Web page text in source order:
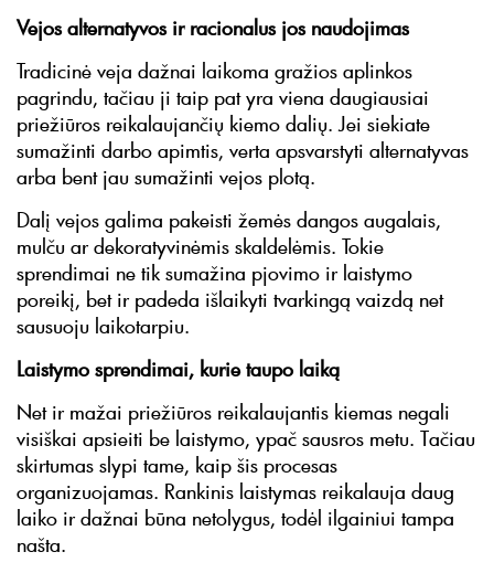
Vejos alternatyvos ir racionalus jos naudojimas
Tradicinė veja dažnai laikoma gražios aplinkos
pagrindu, tačiau ji taip pat yra viena daugiausiai
priežiūros reikalaujančių kiemo dalių. Jei siekiate
sumažinti darbo apimtis, verta apsvarstyti alternatyvas
arba bent jau sumažinti vejos plotą.
Dalį vejos galima pakeisti žemės dangos augalais,
mulču ar dekoratyvinėmis skaldelėmis. Tokie
sprendimai ne tik sumažina pjovimo ir laistymo
poreikį, bet ir padeda išlaikyti tvarkingą vaizdą net
sausuoju laikotarpiu.
Laistymo sprendimai, kurie taupo laiką
Net ir mažai priežiūros reikalaujantis kiemas negali
visiškai apsieiti be laistymo, ypač sausros metu. Tačiau
skirtumas slypi tame, kaip šis procesas
organizuojamas. Rankinis laistymas reikalauja daug
laiko ir dažnai būna netolygus, todėl ilgainiui tampa
našta.